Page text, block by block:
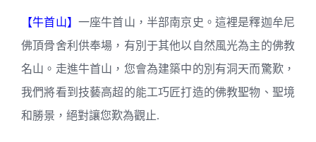
【牛首山】 一座牛首山，半部南京史。這裡是釋迦牟尼
佛頂骨舍利供奉場，有別于其他以自然風光為主的佛教
名山。走進牛首山，您會為建築中的別有洞天而驚歎，
我們將看到技藝高超的能工巧匠打造的佛教聖物、聖境
和勝景，絕對讓您歎為觀止.